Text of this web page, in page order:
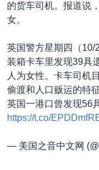
南中国海争端
关注新疆
GEN Z 看美国
的货车司机。报道说
女。
英国警方星期四（10/
装箱卡车里发现39具
人为女性。卡车司机
偷渡和人口贩运的特
英国一港口曾发现56
https://t.co/
— 美国之音中文网